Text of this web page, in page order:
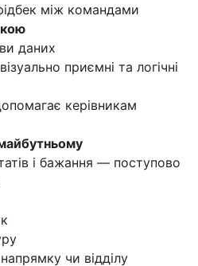
між командами
даних
приємні та логічні
керівникам
і бажання — поступово
чи відділу